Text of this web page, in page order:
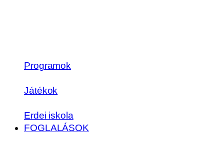
Programok
Játékok
Erdei iskola
FOGLALÁSOK